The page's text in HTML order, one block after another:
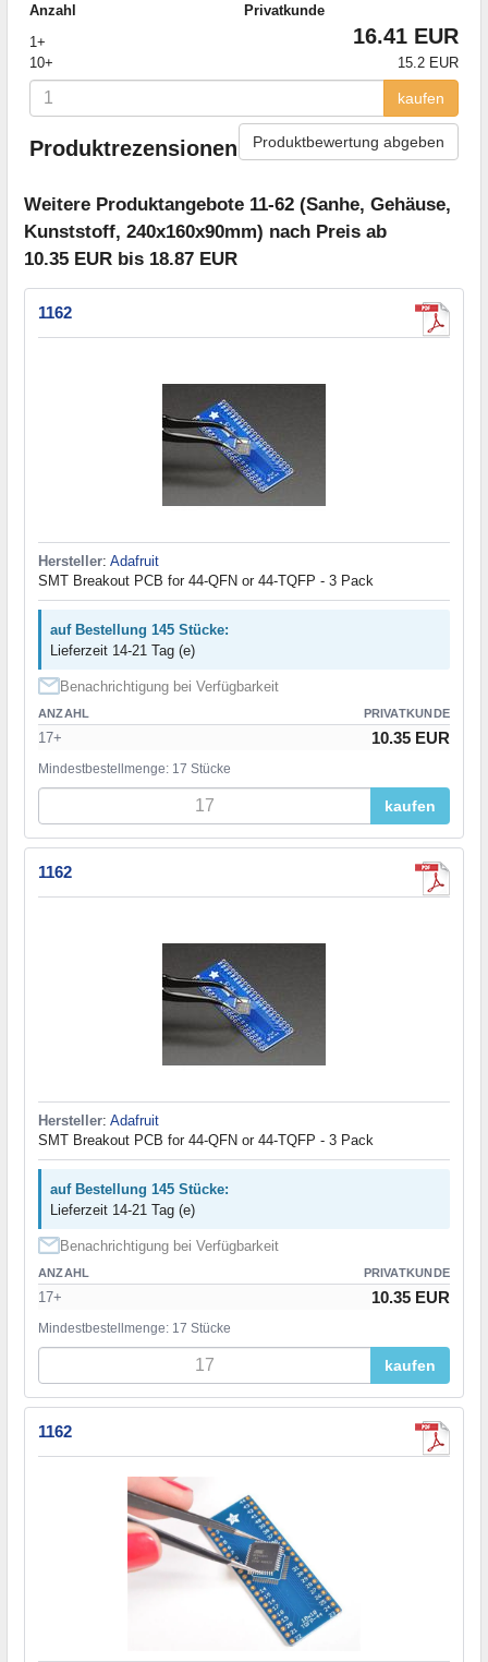
Anzahl
Privatkunde
1+
16.41 EUR
10+ 15.2 EUR
kaufen
Produktrezensionen Produktbewertung abgeben
Weitere Produktangebote 11-62 (Sanhe, Gehäuse,
Kunststoff, 240x160x90mm) nach Preis ab
10.35 EUR bis 18.87 EUR
1162
Hersteller: Adafruit
SMT Breakout PCB for 44-QFN or 44-TQFP - 3 Pack
auf Bestellung 145 Stücke:
Lieferzeit 14-21 Tag (e)
Benachrichtigung bei Verfügbarkeit
ANZAHL PRIVATKUNDE
17+ 10.35 EUR
Mindestbestellmenge: 17 Stücke
kaufen
1162
Hersteller: Adafruit
SMT Breakout PCB for 44-QFN or 44-TQFP - 3 Pack
auf Bestellung 145 Stücke:
Lieferzeit 14-21 Tag (e)
Benachrichtigung bei Verfügbarkeit
ANZAHL PRIVATKUNDE
17+ 10.35 EUR
Mindestbestellmenge: 17 Stücke
kaufen
1162